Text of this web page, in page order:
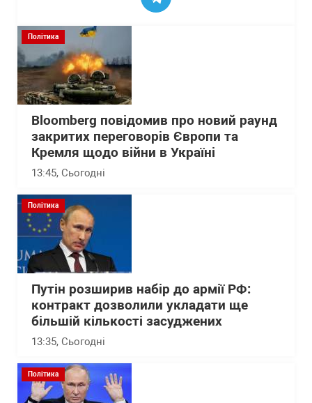
Політика
Bloomberg повідомив про новий раунд
закритих переговорів Європи та
Кремля щодо війни в Україні
13:45, Сьогодні
Політика
Путін розширив набір до армії РФ:
контракт дозволили укладати ще
більшій кількості засуджених
13:35, Сьогодні
Політика